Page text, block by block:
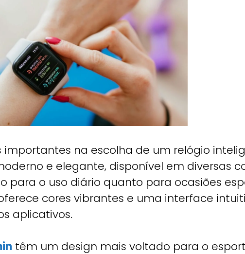
na escolha de um relógio
e elegante, disponível em diversas
o uso diário quanto para ocasiões
cores vibrantes e uma interface
aplicativos.
têm um design mais voltado para o